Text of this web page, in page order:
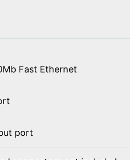
Fast Ethernet
port